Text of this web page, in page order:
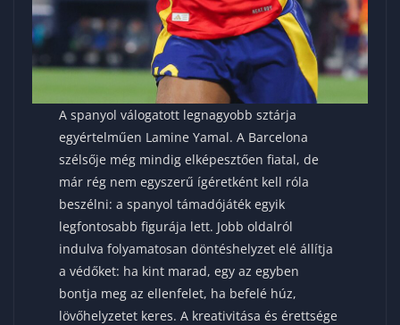
A spanyol válogatott legnagyobb sztárja
egyértelműen Lamine Yamal. A Barcelona
szélsője még mindig elképesztően fiatal, de
már rég nem egyszerű ígéretként kell róla
beszélni: a spanyol támadójáték egyik
legfontosabb figurája lett. Jobb oldalról
indulva folyamatosan döntéshelyzet elé állítja
a védőket: ha kint marad, egy az egyben
bontja meg az ellenfelet, ha befelé húz,
lövőhelyzetet keres. A kreativitása és érettsége